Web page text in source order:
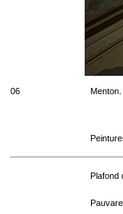
06
Plafond